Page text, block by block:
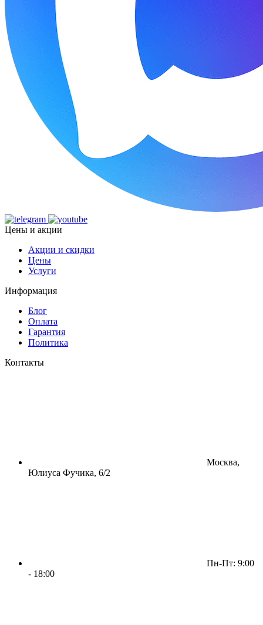
Цены и акции
Акции и скидки
Цены
Услуги
Информация
Блог
Оплата
Гарантия
Политика
Контакты
Москва,
Юлиуса Фучика, 6/2
Пн-Пт: 9:00
- 18:00